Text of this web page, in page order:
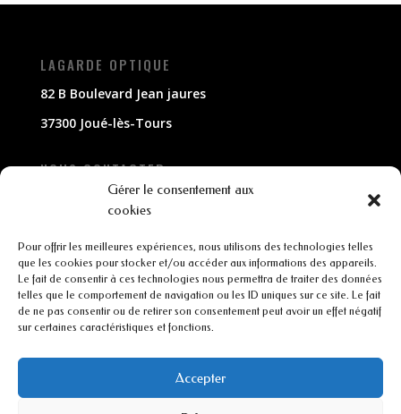
Gérer le consentement aux
cookies
Pour offrir les meilleures expériences, nous utilisons des technologies telles
que les cookies pour stocker et/ou accéder aux informations des appareils.
Le fait de consentir à ces technologies nous permettra de traiter des données
telles que le comportement de navigation ou les ID uniques sur ce site. Le fait
de ne pas consentir ou de retirer son consentement peut avoir un effet négatif
sur certaines caractéristiques et fonctions.
Accepter
LAGARDE OPTIQUE
82 B Boulevard Jean jaures
37300 Joué-lès-Tours
NOUS CONTACTER
02 47 63 79 33
contact@lagarde-optique.fr
INFORMATIONS
Mentions légales